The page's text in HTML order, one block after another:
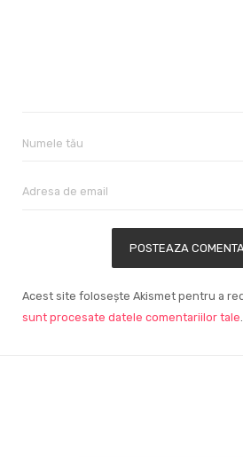
Acest site folosește Akismet pentru a
sunt procesate datele comentariilor tale